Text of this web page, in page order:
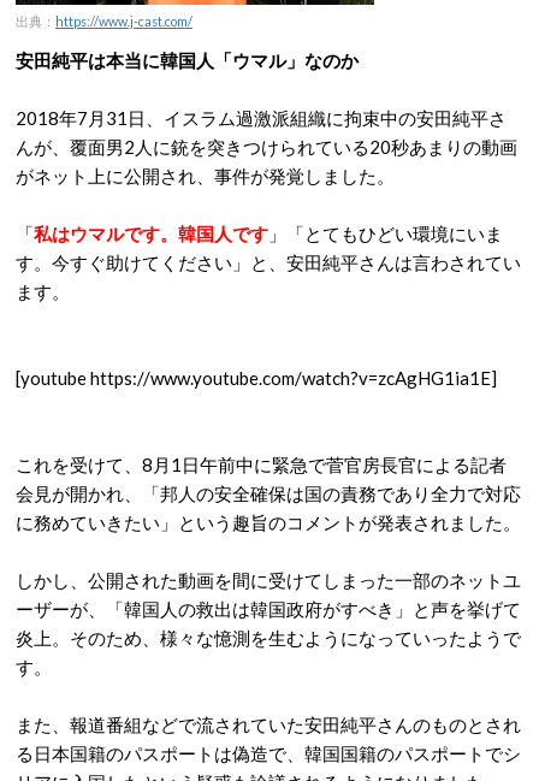
出典： https://www.j-cast.com/
安田純平は本当に韓国人「ウマル」なのか
2018年7月31日、イスラム過激派組織に拘束中の安田純平さ
んが、覆面男2人に銃を突きつけられている20秒あまりの動画
がネット上に公開され、事件が発覚しました。
「私はウマルです。韓国人です 」「とてもひどい環境にいま
す。今すぐ助けてください」と、安田純平さんは言わされてい
ます。
[youtube https://www.youtube.com/watch?v=zcAgHG1ia1E]
これを受けて、8月1日午前中に緊急で菅官房長官による記者
会見が開かれ、「邦人の安全確保は国の責務であり全力で対応
に務めていきたい」という趣旨のコメントが発表されました。
しかし、公開された動画を間に受けてしまった一部のネットユ
ーザーが、「韓国人の救出は韓国政府がすべき」と声を挙げて
炎上。そのため、様々な憶測を生むようになっていったようで
す。
また、報道番組などで流されていた安田純平さんのものとされ
る日本国籍のパスポートは偽造で、韓国国籍のパスポートでシ